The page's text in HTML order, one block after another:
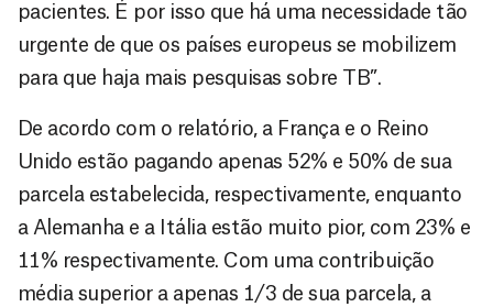
pacientes. É por isso que há uma necessidade tão
urgente de que os países europeus se mobilizem
para que haja mais pesquisas sobre TB”.
De acordo com o relatório, a França e o Reino
Unido estão pagando apenas 52% e 50% de sua
parcela estabelecida, respectivamente, enquanto
a Alemanha e a Itália estão muito pior, com 23% e
11% respectivamente. Com uma contribuição
média superior a apenas 1/3 de sua parcela, a